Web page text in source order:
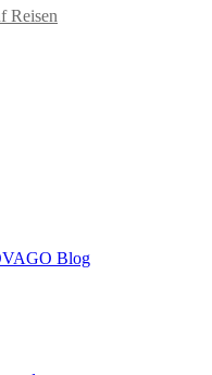
Reisen
Blog